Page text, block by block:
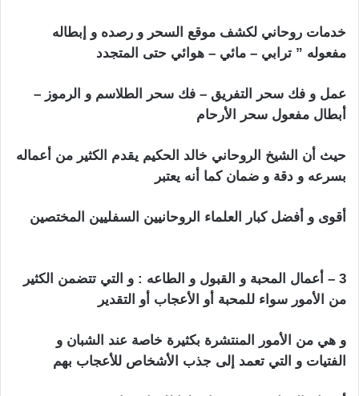
خدمات روحاني لكشف موقع السحر و رصده و إبطاله
مفعوله ” ترابي – مائي – هوائي حتى المتجدد
عمل و فك سحر التفريق – فك سحر الطلاسم و الرموز –
أبطال مفعول سحر الأرحام
حيث أن الشيخ الروحاني خالد الحكيم يقدم الكثير من أعماله
بسرعه و دقة و ضمان كما أنه يعتبر
أقوى و أفضل كبار العلماء الروحانيين السفليين المختصين
3 – أعمال المحبة و القبول و الطاعه : و التي تتضمن الكثير
من الأمور سواء للمحبة أو الأعجاب أو التقدير
و هي من الأمور المنتشرة بكثيرة خاصة عند الشبان و
الفتيات و التي تعمد إلى جذب الأشخاص للأعجاب بهم